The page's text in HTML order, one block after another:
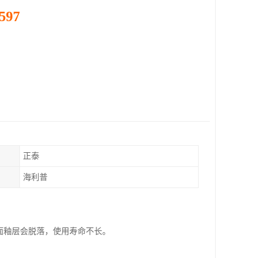
正泰
海利普
层会脱落，使用寿命不长。